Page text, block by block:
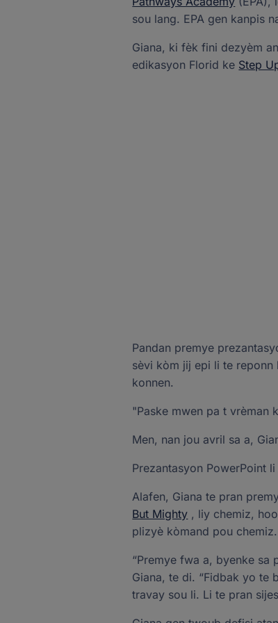
sou lang. EPA gen kanpis
Giana, ki fèk fini dezyèm
edikasyon Florid ke Step
Pandan premye
sèvi kòm jij epi li te
konnen.
"Paske mwen pa t vrèman
Men, nan jou avril sa a,
Prezantasyon PowerPoint
Alafen, Giana te pran
But Mighty , liy chemiz,
plizyè kòmand pou chemiz.
“Premye fwa a, byenke sa
Giana, te di. “Fidbak yo te
travay sou li. Li te pran